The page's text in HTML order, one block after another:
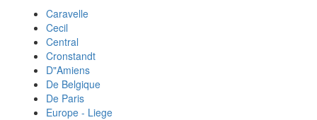
Caravelle
Cecil
Central
Cronstandt
D"Amiens
De Belgique
De Paris
Europe - Liege